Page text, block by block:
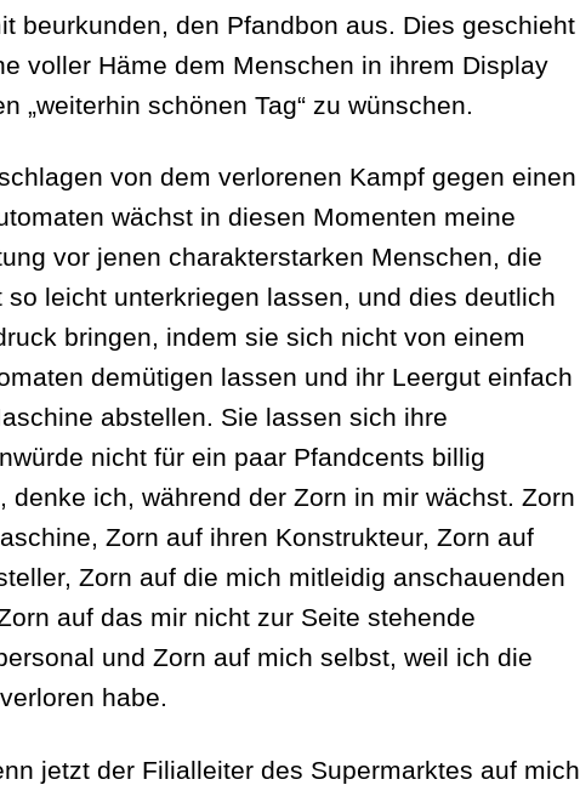
beurkunden, den Pfandbon aus. Dies geschieht
voller Häme dem Menschen in ihrem Display
„weiterhin schönen Tag“ zu wünschen.
von dem verlorenen Kampf gegen einen
wächst in diesen Momenten meine
vor jenen charakterstarken Menschen, die
so leicht unterkriegen lassen, und dies deutlich
bringen, indem sie sich nicht von einem
demütigen lassen und ihr Leergut einfach
abstellen. Sie lassen sich ihre
nicht für ein paar Pfandcents billig
denke ich, während der Zorn in mir wächst. Zorn
Zorn auf ihren Konstrukteur, Zorn auf
Zorn auf die mich mitleidig anschauenden
auf das mir nicht zur Seite stehende
und Zorn auf mich selbst, weil ich die
habe.
jetzt der Filialleiter des Supermarktes auf mich